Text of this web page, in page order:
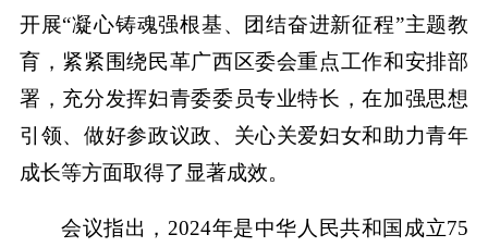
开展“凝心铸魂强根基、团结奋进新征程”主题教
育，紧紧围绕民革广西区委会重点工作和安排部
署，充分发挥妇青委委员专业特长，在加强思想
引领、做好参政议政、关心关爱妇女和助力青年
成长等方面取得了显著成效。
会议指出，2024年是中华人民共和国成立75